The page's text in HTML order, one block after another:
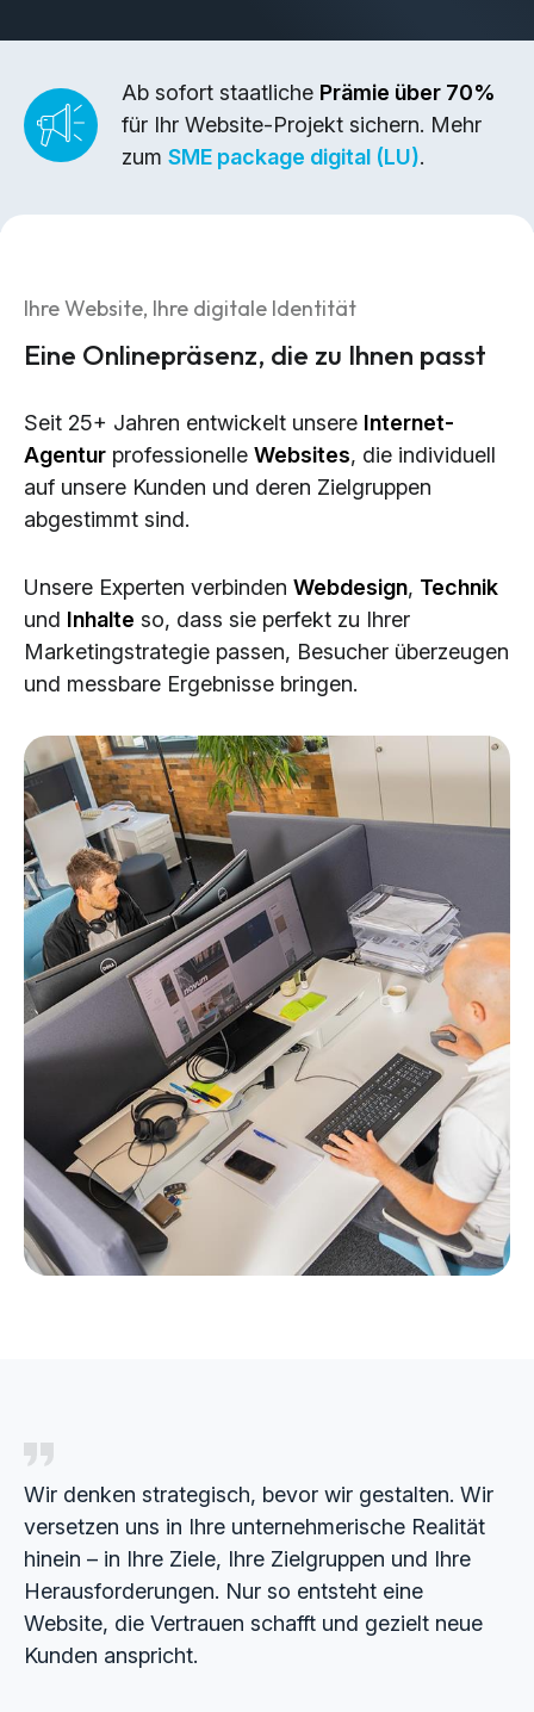
Websites
Content-Kreation & Storytelling
Marketing
Social Media Marketing (SMM)
E-Mail Marketing
Applications
Web-Applikationen
CMS - Content Management System
KI-Lösungen
Ab sofort staatliche Prämie über 70%
für Ihr Website-Projekt sichern. Mehr
zum SME package digital (LU).
Ihre Website, Ihre digitale Identität
Eine Onlinepräsenz, die zu Ihnen passt
Seit 25+ Jahren entwickelt unsere Internet-
Agentur professionelle Websites, die individuell
auf unsere Kunden und deren Zielgruppen
abgestimmt sind.
Unsere Experten verbinden Webdesign, Technik
und Inhalte so, dass sie perfekt zu Ihrer
Marketingstrategie passen, Besucher überzeugen
und messbare Ergebnisse bringen.
Wir denken strategisch, bevor wir gestalten. Wir
versetzen uns in Ihre unternehmerische Realität
hinein – in Ihre Ziele, Ihre Zielgruppen und Ihre
Herausforderungen. Nur so entsteht eine
Website, die Vertrauen schafft und gezielt neue
Kunden anspricht.